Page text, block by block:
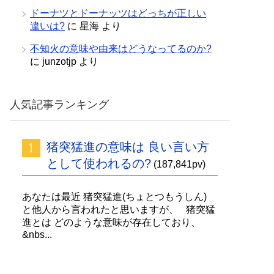
ドーナツとドーナッツはどっちが正しい
違いは? に 星海 より
不知火の意味や由来はどうなってるのか?
に junzotjp より
人気記事ランキング
猪突猛進の意味は 良い言い方
として使われるの? (187,841pv)
あなたは最近 猪突猛進(ちょとつもうしん)
と他人から言われたと思いますが、 猪突猛
進とは どのような意味が存在しており、
&nbs...